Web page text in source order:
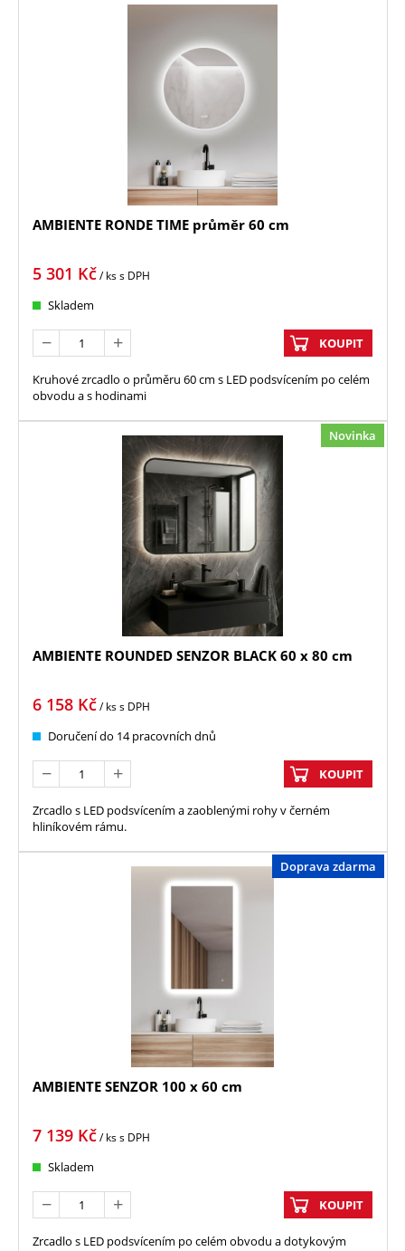
AMBIENTE RONDE TIME průměr 60 cm
5 301 Kč/ kss DPH
Skladem
KOUPIT
Kruhové zrcadlo o průměru 60 cm s LED podsvícením po celém
obvodu a s hodinami
Novinka
AMBIENTE ROUNDED SENZOR BLACK 60 x 80 cm
6 158 Kč/ kss DPH
Doručení do 14 pracovních dnů
KOUPIT
Zrcadlo s LED podsvícením a zaoblenými rohy v černém
hliníkovém rámu.
Doprava zdarma
AMBIENTE SENZOR 100 x 60 cm
7 139 Kč/ kss DPH
Skladem
KOUPIT
Zrcadlo s LED podsvícením po celém obvodu a dotykovým